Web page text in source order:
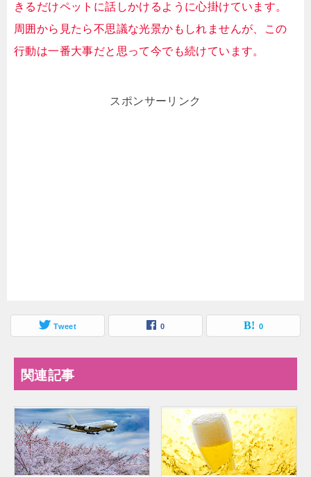
きるだけペットに話しかけるように心掛けています。
周囲から見たら不思議な光景かもしれませんが、この
行動は一番大事だと思って今でも続けています。
スポンサーリンク
Tweet 0 0
関連記事